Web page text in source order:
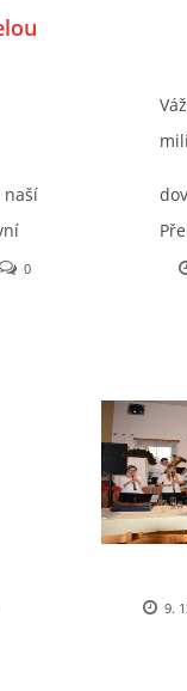
naší
jak
i v
3
0
se
9.